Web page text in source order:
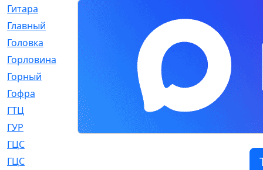
Гитара
Главный
Головка
Горловина
Горный
Гофра
ГТЦ
ГУР
ГЦC
ГЦС